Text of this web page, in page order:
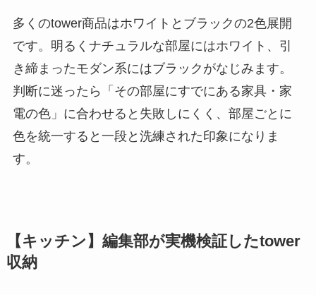
多くのtower商品はホワイトとブラックの2色展開
です。明るくナチュラルな部屋にはホワイト、引
き締まったモダン系にはブラックがなじみます。
判断に迷ったら「その部屋にすでにある家具・家
電の色」に合わせると失敗しにくく、部屋ごとに
色を統一すると一段と洗練された印象になりま
す。
【キッチン】編集部が実機検証したtower
収納